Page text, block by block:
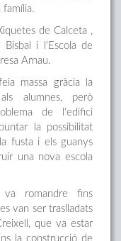
família.
de Calceta ,
i l'Escola de
Arnau.
massa gràcia la
alumnes, però
de l'edifici
la possibilitat
fusta i els guanys
una nova escola
va romandre fins
van ser traslladats
que va estar
la construcció de